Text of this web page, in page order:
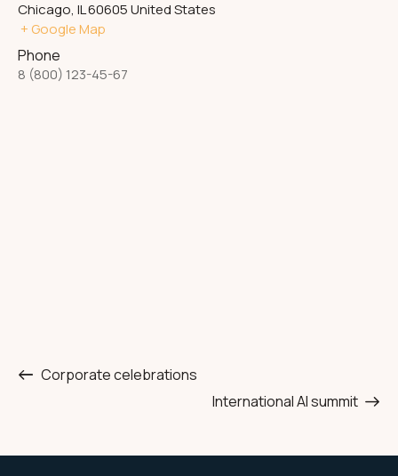
Chicago, IL60605United States
+ Google Map
Phone
8 (800) 123-45-67
Corporate celebrations
International AI summit